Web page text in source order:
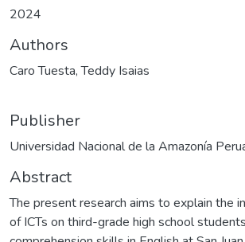
2024
Authors
Caro Tuesta, Teddy Isaias
Publisher
Universidad Nacional de la Amazonía
Abstract
The present research aims to explain the
of ICTs on third-grade high school